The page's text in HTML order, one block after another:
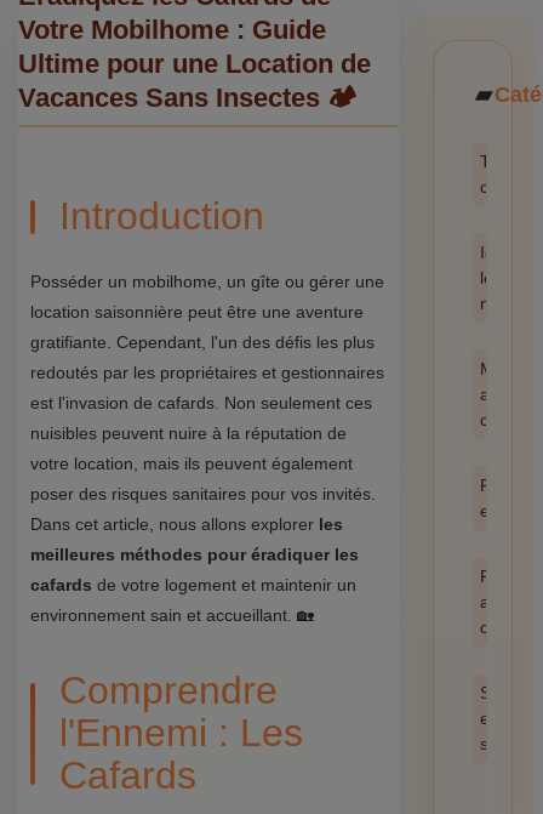
Votre Mobilhome : Guide
Ultime pour une Location de
Vacances Sans Insectes 🏕️
Introduction
Posséder un mobilhome, un gîte ou gérer une
location saisonnière peut être une aventure
gratifiante. Cependant, l'un des défis les plus
redoutés par les propriétaires et gestionnaires
est l'invasion de cafards. Non seulement ces
nuisibles peuvent nuire à la réputation de
votre location, mais ils peuvent également
poser des risques sanitaires pour vos invités.
Dans cet article, nous allons explorer les
meilleures méthodes pour éradiquer les
cafards de votre logement et maintenir un
environnement sain et accueillant. 🏡
Comprendre
l'Ennemi : Les
Cafards
Toutes
les
anti-
cafards
et
Produit
anti
cafards
Santé
et
sécurité